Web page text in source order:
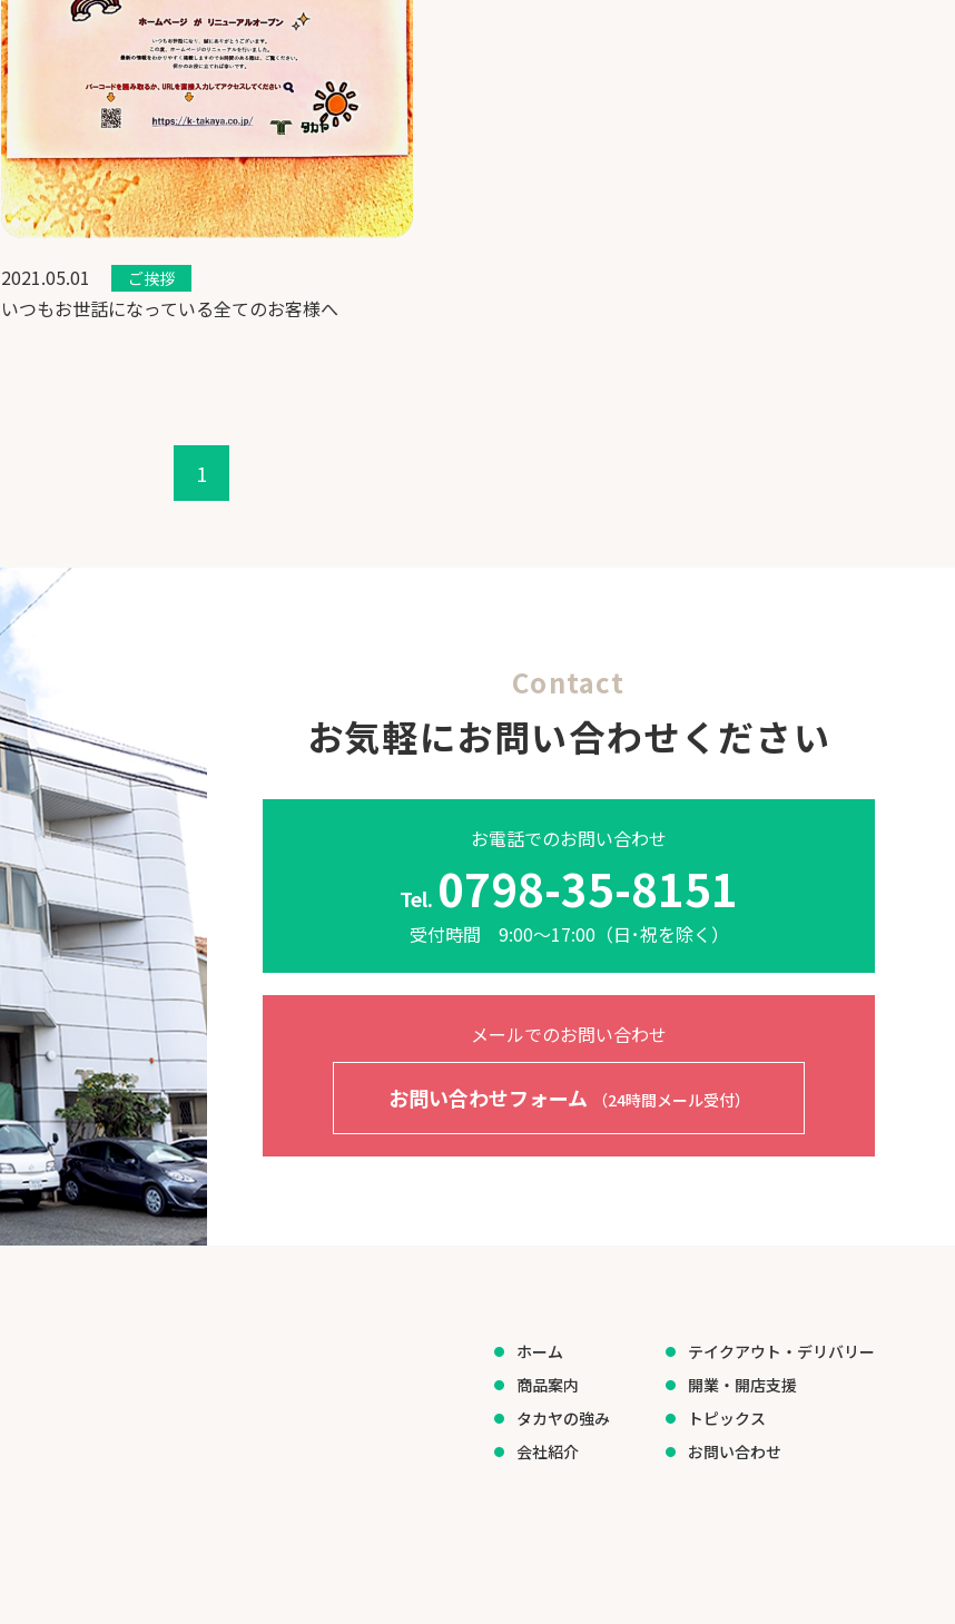
2021.05.01 ご挨拶
いつもお世話になっている全てのお客様へ
1
Contact
お気軽にお問い合わせください
お電話でのお問い合わせ
Tel. 0798-35-8151
受付時間 9:00～17:00（日･祝を除く）
メールでのお問い合わせ
お問い合わせフォーム （24時間メール受付）
ホーム
商品案内
タカヤの強み
会社紹介
テイクアウト・デリバリー
開業・開店支援
トピックス
お問い合わせ